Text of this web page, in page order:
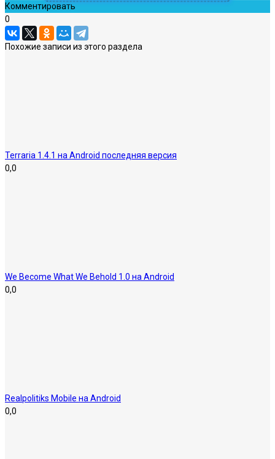
Комментировать
0
Похожие записи из этого раздела
Terraria 1.4.1 на Android последняя версия
0,0
We Become What We Behold 1.0 на Android
0,0
Realpolitiks Mobile на Android
0,0